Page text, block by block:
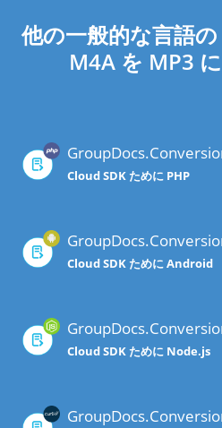
他の一般的な言語
M4A を MP3
Cloud SDK ために PHP
Cloud SDK ために Android
Cloud SDK ために Node.js